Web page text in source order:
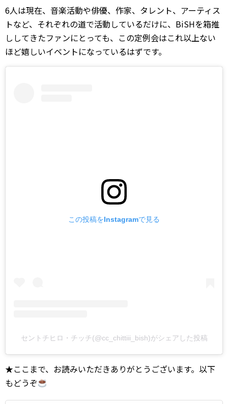
6人は現在、音楽活動や俳優、作家、タレント、アーティス
トなど、それぞれの道で活動しているだけに、BiSHを箱推
ししてきたファンにとっても、この定例会はこれ以上ない
ほど嬉しいイベントになっているはずです。
この投稿をInstagramで見る
セントチヒロ・チッチ(@cc_chittiii_bish)がシェアした投稿
★ここまで、お読みいただきありがとうございます。以下
もどうぞ